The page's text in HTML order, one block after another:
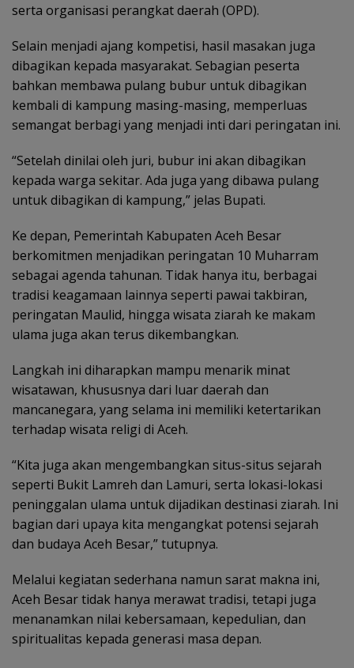
serta organisasi perangkat daerah (OPD).
Selain menjadi ajang kompetisi, hasil masakan juga
dibagikan kepada masyarakat. Sebagian peserta
bahkan membawa pulang bubur untuk dibagikan
kembali di kampung masing-masing, memperluas
semangat berbagi yang menjadi inti dari peringatan ini.
“Setelah dinilai oleh juri, bubur ini akan dibagikan
kepada warga sekitar. Ada juga yang dibawa pulang
untuk dibagikan di kampung,” jelas Bupati.
Ke depan, Pemerintah Kabupaten Aceh Besar
berkomitmen menjadikan peringatan 10 Muharram
sebagai agenda tahunan. Tidak hanya itu, berbagai
tradisi keagamaan lainnya seperti pawai takbiran,
peringatan Maulid, hingga wisata ziarah ke makam
ulama juga akan terus dikembangkan.
Langkah ini diharapkan mampu menarik minat
wisatawan, khususnya dari luar daerah dan
mancanegara, yang selama ini memiliki ketertarikan
terhadap wisata religi di Aceh.
“Kita juga akan mengembangkan situs-situs sejarah
seperti Bukit Lamreh dan Lamuri, serta lokasi-lokasi
peninggalan ulama untuk dijadikan destinasi ziarah. Ini
bagian dari upaya kita mengangkat potensi sejarah
dan budaya Aceh Besar,” tutupnya.
Melalui kegiatan sederhana namun sarat makna ini,
Aceh Besar tidak hanya merawat tradisi, tetapi juga
menanamkan nilai kebersamaan, kepedulian, dan
spiritualitas kepada generasi masa depan.